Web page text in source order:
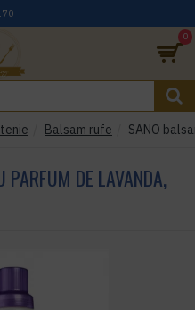
0
Balsam rufe SANO
PARFUM DE LAVANDA,